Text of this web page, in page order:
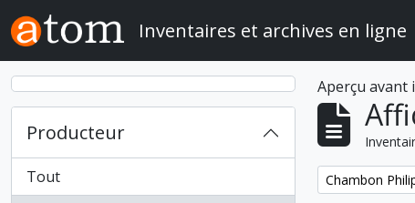
Skip to main content
Inventaires et archives en ligne
Producteur
Tout
Aperçu avant
Remove filter:
Chambon